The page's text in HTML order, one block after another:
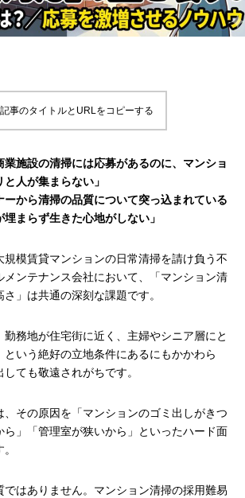
事のタイトルとURLをコピーする
業施設の清掃には応募があるのに、マンショ
人が集まらない」
ーから清掃の品質について突っ込まれている
まらず生きた心地がしない」
規模賃貸マンションの日常清掃を請け負う不
メンテナンス会社において、「マンション清
」は共通の深刻な課題です。
勤務地が住宅街に近く、主婦やシニア層にと
という絶好の立地条件にあるにもかかわら
ても敬遠されがちです。
、その原因を「マンションのゴミ出しがきつ
ら」「管理室が狭いから」といったハード面
ではありません。マンション清掃の採用難易